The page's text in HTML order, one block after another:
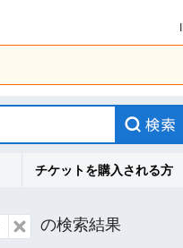
チケットを購入される方
の検索結果